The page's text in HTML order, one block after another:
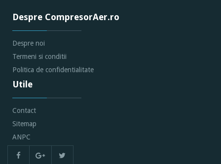
Despre CompresorAer.ro
Despre noi
Termeni si conditii
Politica de confidentialitate
Utile
Contact
Sitemap
ANPC